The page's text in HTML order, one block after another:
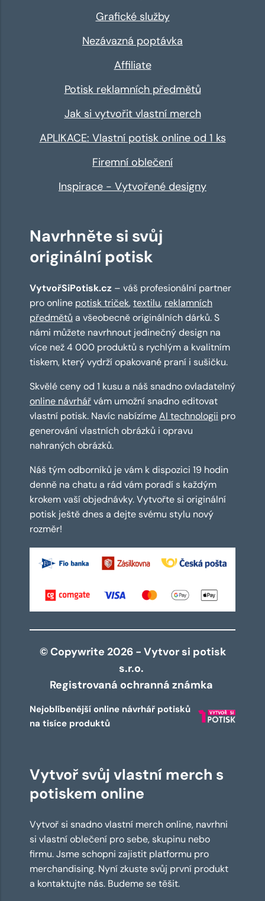
Grafické služby
Nezávazná poptávka
Affiliate
Potisk reklamních předmětů
Jak si vytvořit vlastní merch
APLIKACE: Vlastní potisk online od 1 ks
Firemní oblečení
Inspirace - Vytvořené designy
Navrhněte si svůj
originální potisk
VytvořSiPotisk.cz – váš profesionální partner
pro online potisk triček,textilu, reklamních
předmětů a všeobecně originálních dárků. S
námi můžete navrhnout jedinečný design na
více než 4 000 produktů s rychlým a kvalitním
tiskem, který vydrží opakované praní i sušičku.
Skvělé ceny od 1 kusu a náš snadno ovladatelný
online návrhářvám umožní snadno editovat
vlastní potisk. Navíc nabízímeAI technologii pro
generování vlastních obrázků i opravu
nahraných obrázků.
Náš tým odborníků je vám k dispozici 19 hodin
denně na chatu a rád vám poradí s každým
krokem vaší objednávky. Vytvořte si originální
potisk ještě dnes a dejte svému stylu nový
rozměr!
© Copywrite 2026 - Vytvor si potisk
s.r.o.
Registrovaná ochranná známka
Nejoblíbenější online návrhář potisků
na tisíce produktů
Vytvoř svůj vlastní merch s
potiskem online
Vytvoř si snadno vlastní merch online, navrhni
si vlastní oblečení pro sebe, skupinu nebo
firmu. Jsme schopni zajistit platformu pro
merchandising. Nyní zkuste svůj první produkt
a kontaktujte nás. Budeme se těšit.